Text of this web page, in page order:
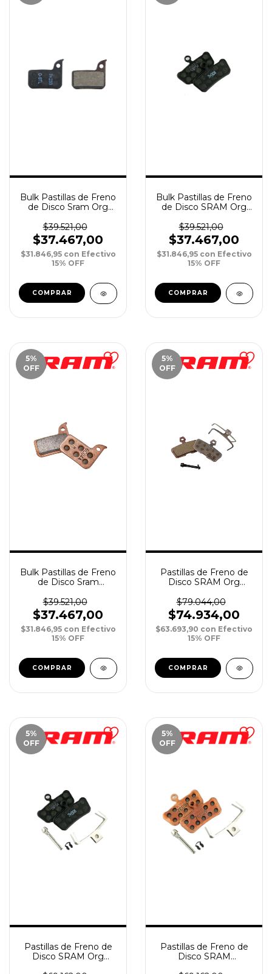
Bulk Pastillas de Freno
de Disco Sram Org
Disc/Level 17-19 XPar
$39.521,00
$37.467,00
$31.846,95 con Efectivo
15% OFF
Bulk Pastillas de Freno
de Disco SRAM Org
XPar
$39.521,00
$37.467,00
$31.846,95 con Efectivo
15% OFF
5%
OFF
Bulk Pastillas de Freno
de Disco Sram
Road Disc/Level 17-19
XPar
$39.521,00
$37.467,00
$31.846,95 con Efectivo
15% OFF
5%
OFF
Pastillas de Freno de
Disco SRAM Org
11+/Guide RE/G2
RE/DB8 xPar
$79.044,00
$74.934,00
$63.693,90 con Efectivo
15% OFF
5%
OFF
Pastillas de Freno de
Disco SRAM Org
5%
OFF
Pastillas de Freno de
Disco SRAM